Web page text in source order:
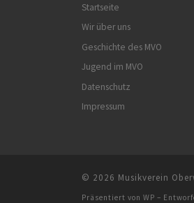
Startseite
Wir über uns
Geschichte des MVO
Jugend im MVO
Datenschutz
Impressum
© 2026 Musikverein
Präsentiert von WP –